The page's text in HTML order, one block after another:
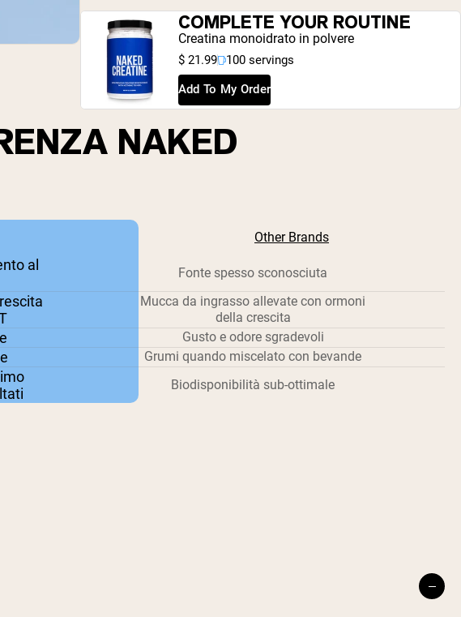
COMPLETE YOUR ROUTINE
Creatina monoidrato in polvere
$ 21.99 100 servings
Add To My Order
NAKED
Other Brands
al
Fonte spesso sconosciuta
Mucca da ingrasso allevate con ormoni
della crescita
Gusto e odore sgradevoli
Grumi quando miscelato con bevande
Biodisponibilità sub-ottimale